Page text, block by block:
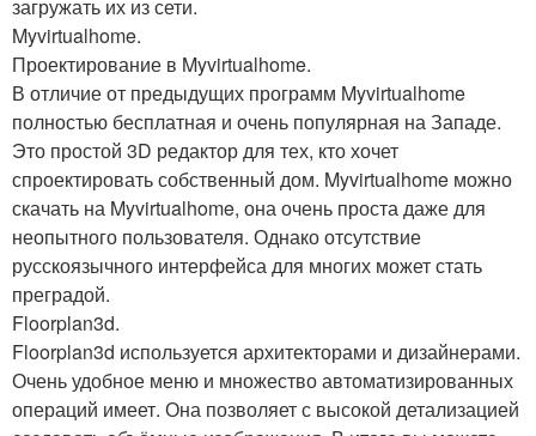
загружать их из сети.
Myvirtualhome.
Проектирование в Myvirtualhome.
В отличие от предыдущих программ Myvirtualhome
полностью бесплатная и очень популярная на Западе.
Это простой 3D редактор для тех, кто хочет
спроектировать собственный дом. Myvirtualhome можно
скачать на Myvirtualhome, она очень проста даже для
неопытного пользователя. Однако отсутствие
русскоязычного интерфейса для многих может стать
преградой.
Floorplan3d.
Floorplan3d используется архитекторами и дизайнерами.
Очень удобное меню и множество автоматизированных
операций имеет. Она позволяет с высокой детализацией